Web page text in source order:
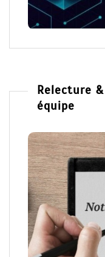
Relecture
équipe